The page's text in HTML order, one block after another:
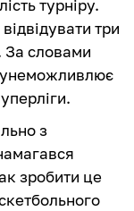
турніру.
три
За словами
унеможливлює
з
зробити це